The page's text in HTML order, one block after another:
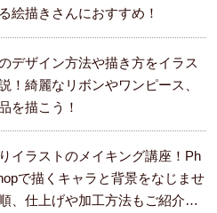
絵描きさんにおすすめ！
デザイン方法や描き方をイラス
！綺麗なリボンやワンピース、
を描こう！
イラストのメイキング講座！Ph
で描くキャラと背景をなじませ
、仕上げや加工方法もご紹介し